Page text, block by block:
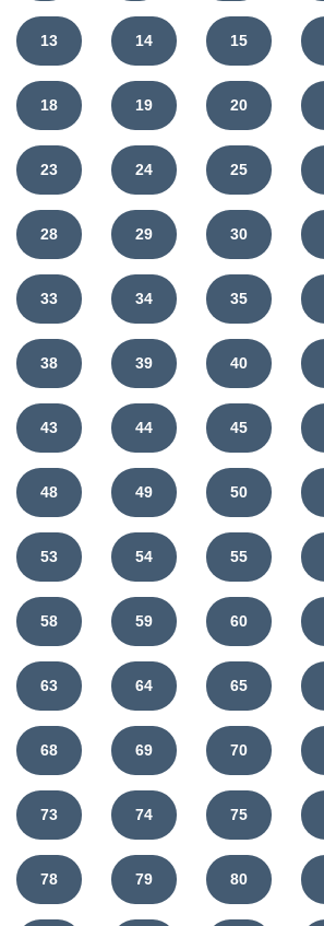
13 14 15
18 19 20
23 24 25
28 29 30
33 34 35
38 39 40
43 44 45
48 49 50
53 54 55
58 59 60
63 64 65
68 69 70
73 74 75
78 79 80